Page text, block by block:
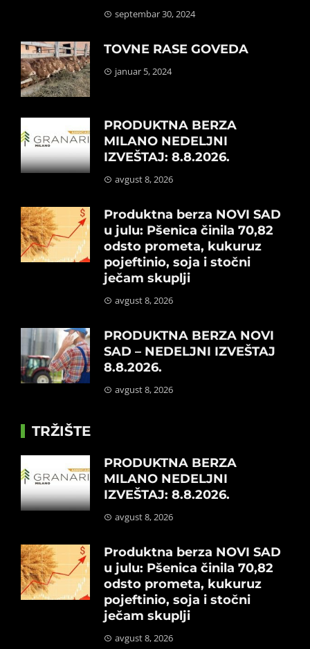
septembar 30, 2024
TOVNE RASE GOVEDA
januar 5, 2024
PRODUKTNA BERZA
MILANO NEDELJNI
IZVEŠTAJ: 8.8.2026.
avgust 8, 2026
Produktna berza NOVI SAD
u julu: Pšenica činila 70,82
odsto prometa, kukuruz
pojeftinio, soja i stočni
ječam skuplji
avgust 8, 2026
PRODUKTNA BERZA NOVI
SAD – NEDELJNI IZVEŠTAJ
8.8.2026.
avgust 8, 2026
TRŽIŠTE
PRODUKTNA BERZA
MILANO NEDELJNI
IZVEŠTAJ: 8.8.2026.
avgust 8, 2026
Produktna berza NOVI SAD
u julu: Pšenica činila 70,82
odsto prometa, kukuruz
pojeftinio, soja i stočni
ječam skuplji
avgust 8, 2026